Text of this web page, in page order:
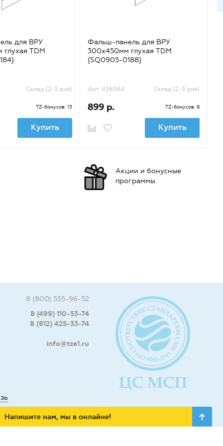
для ВРУ
TDM
Склад (2-3 дня)
TZ-бонусов: 13
Купить
Фальш-панель для ВРУ
300х450мм глухая TDM
{SQ0905-0188}
Арт. 436584 Склад (2-3 дня)
899 р. TZ-бонусов: 9
Купить
Акции и бонусные
программы
8 (800) 555-96-52
8 (499) 110-53-74
8 (812) 425-33-74
info@tze1.ru
Напишите нам, мы в онлайне!